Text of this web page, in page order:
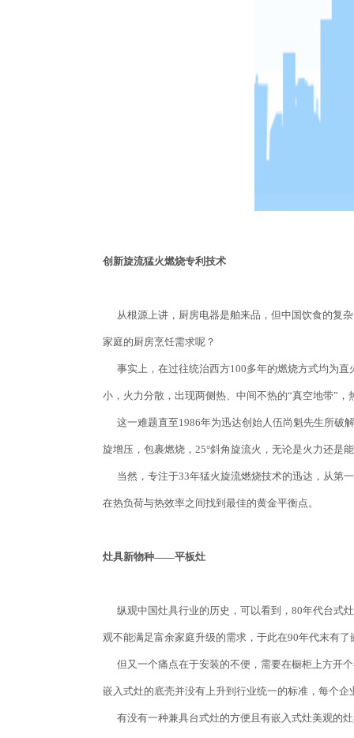
创新旋流猛火燃烧专利技术
从根源上讲，厨房电器是舶来品，但中国饮食的复
家庭的厨房烹饪需求呢？
事实上，在过往统治西方100多年的燃烧方式均为直
小，火力分散，出现两侧热、中间不热的“真空地带”，
这一难题直至1986年为迅达创始人伍尚魁先生所破
旋增压，包裹燃烧，25°斜角旋流火，无论是火力还是
当然，专注于33年猛火旋流燃烧技术的迅达，从第
在热负荷与热效率之间找到最佳的黄金平衡点。
灶具新物种——平板灶
纵观中国灶具行业的历史，可以看到，80年代台式
观不能满足富余家庭升级的需求，于此在90年代末有
但又一个痛点在于安装的不便，需要在橱柜上方开
嵌入式灶的底壳并没有上升到行业统一的标准，每个
有没有一种兼具台式灶的方便且有嵌入式灶美观的